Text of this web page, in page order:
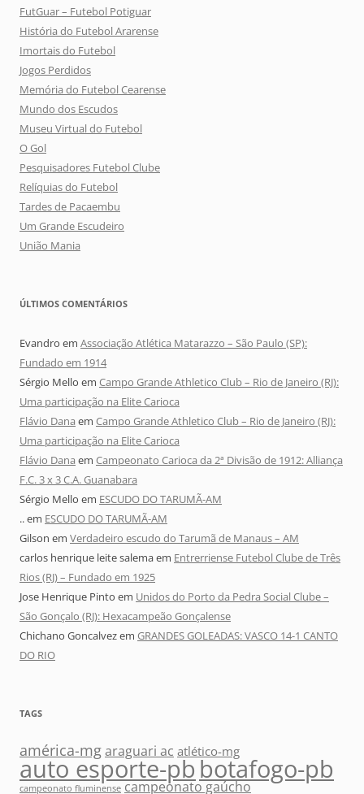
FutGuar – Futebol Potiguar
História do Futebol Ararense
Imortais do Futebol
Jogos Perdidos
Memória do Futebol Cearense
Mundo dos Escudos
Museu Virtual do Futebol
O Gol
Pesquisadores Futebol Clube
Relíquias do Futebol
Tardes de Pacaembu
Um Grande Escudeiro
União Mania
ÚLTIMOS COMENTÁRIOS
Evandro em Associação Atlética Matarazzo – São Paulo (SP):
Fundado em 1914
Sérgio Mello em Campo Grande Athletico Club – Rio de Janeiro (RJ):
Uma participação na Elite Carioca
Flávio Dana em Campo Grande Athletico Club – Rio de Janeiro (RJ):
Uma participação na Elite Carioca
Flávio Dana em Campeonato Carioca da 2ª Divisão de 1912: Alliança
F.C. 3 x 3 C.A. Guanabara
Sérgio Mello em ESCUDO DO TARUMÃ-AM
..em ESCUDO DO TARUMÃ-AM
Gilson em Verdadeiro escudo do Tarumã de Manaus – AM
carlos henrique leite salemaem Entrerriense Futebol Clube de Três
Rios (RJ) – Fundado em 1925
Jose Henrique Pinto em Unidos do Porto da Pedra Social Clube –
São Gonçalo (RJ): Hexacampeão Gonçalense
Chichano Goncalvezem GRANDES GOLEADAS: VASCO 14-1 CANTO
DO RIO
TAGS
américa-mgaraguari ac atlético-mg
auto esporte-pbbotafogo-pb
campeonato fluminense campeonato gaúcho